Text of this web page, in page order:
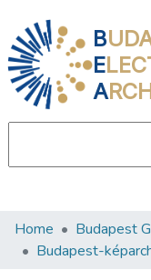
B
E
A
Communities &
Home Budapest
Budapest-